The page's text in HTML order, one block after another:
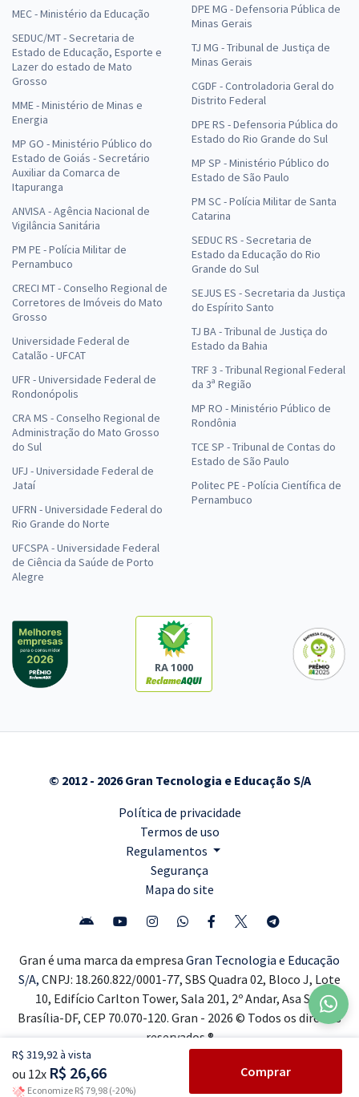
R$ 319,92 à vista
ou 12x R$ 26,66
Economize R$ 79,98 (-20%)
Comprar
MEC - Ministério da Educação
SEDUC/MT - Secretaria de
Estado de Educação, Esporte e
Lazer do estado de Mato
Grosso
MME - Ministério de Minas e
Energia
MP GO - Ministério Público do
Estado de Goiás - Secretário
Auxiliar da Comarca de
Itapuranga
ANVISA - Agência Nacional de
Vigilância Sanitária
PM PE - Polícia Militar de
Pernambuco
CRECI MT - Conselho Regional de
Corretores de Imóveis do Mato
Grosso
Universidade Federal de
Catalão - UFCAT
UFR - Universidade Federal de
Rondonópolis
CRA MS - Conselho Regional de
Administração do Mato Grosso
do Sul
UFJ - Universidade Federal de
Jataí
UFRN - Universidade Federal do
Rio Grande do Norte
UFCSPA - Universidade Federal
de Ciência da Saúde de Porto
Alegre
DPE MG - Defensoria Pública de
Minas Gerais
TJ MG - Tribunal de Justiça de
Minas Gerais
CGDF - Controladoria Geral do
Distrito Federal
DPE RS - Defensoria Pública do
Estado do Rio Grande do Sul
MP SP - Ministério Público do
Estado de São Paulo
PM SC - Polícia Militar de Santa
Catarina
SEDUC RS - Secretaria de
Estado da Educação do Rio
Grande do Sul
SEJUS ES - Secretaria da Justiça
do Espírito Santo
TJ BA - Tribunal de Justiça do
Estado da Bahia
TRF 3 - Tribunal Regional Federal
da 3ª Região
MP RO - Ministério Público de
Rondônia
TCE SP - Tribunal de Contas do
Estado de São Paulo
Politec PE - Polícia Científica de
Pernambuco
RA 1000
© 2012 - 2026 Gran Tecnologia e Educação S/A
Política de privacidade
Termos de uso
Regulamentos
Segurança
Mapa do site
Gran é uma marca da empresa Gran Tecnologia e Educação
S/A, CNPJ: 18.260.822/0001-77, SBS Quadra 02, Bloco J, Lote
10, Edifício Carlton Tower, Sala 201, 2º Andar, Asa Sul,
Brasília-DF, CEP 70.070-120. Gran - 2026 © Todos os direitos
reservados ®